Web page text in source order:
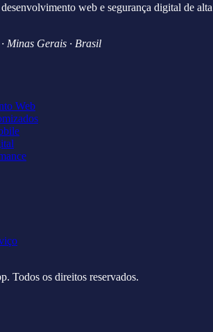
web e segurança digital de alta
Minas Gerais · Brasil
Web
Todos os direitos reservados.